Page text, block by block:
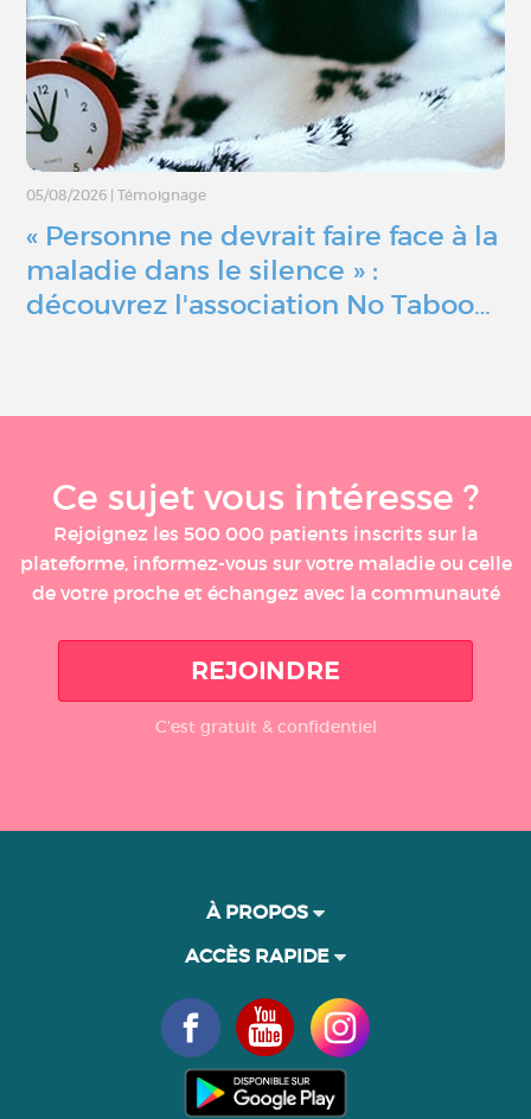
05/08/2026 Témoignage
« Personne ne devrait faire face à la
maladie dans le silence » :
découvrez l'association No Taboo…
Ce sujet vous intéresse ?
Rejoignez les 500 000 patients inscrits sur la
plateforme, informez-vous sur votre maladie ou celle
de votre proche et échangez avec la communauté
REJOINDRE
C'est gratuit & confidentiel
À PROPOS
ACCÈS RAPIDE